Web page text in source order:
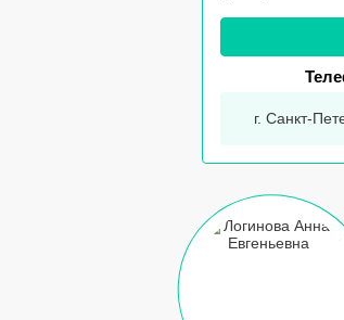
г. Санкт-